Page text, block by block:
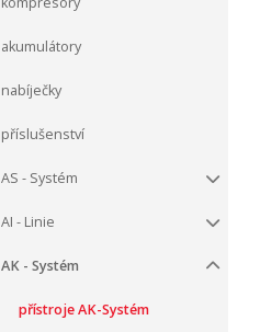
akumulátory
nabíječky
příslušenství
AS - Systém
AI - Linie
AK - Systém
přístroje AK-Systém